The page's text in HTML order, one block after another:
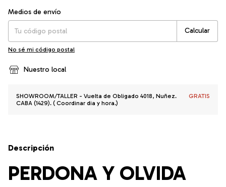
Entregas para el CP:
Medios de envío
Calcular
No sé mi código postal
Nuestro local
SHOWROOM/TALLER - Vuelta de Obligado 4018, Nuñez.
CABA (1429). ( Coordinar dia y hora.)
GRATIS
Descripción
PERDONA Y OLVIDA